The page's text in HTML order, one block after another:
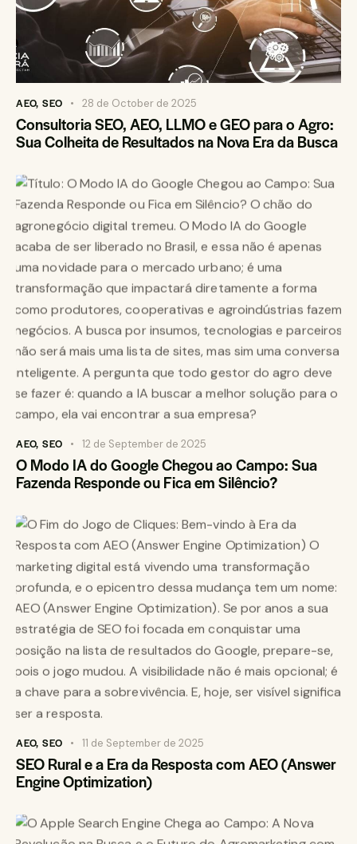
AEO,SEO 28 de October de 2025
Consultoria SEO, AEO, LLMO e GEO para o Agro:
Sua Colheita de Resultados na Nova Era da Busca
AEO,SEO 12 de September de 2025
O Modo IA do Google Chegou ao Campo: Sua
Fazenda Responde ou Fica em Silêncio?
AEO,SEO 11 de September de 2025
SEO Rural e a Era da Resposta com AEO (Answer
Engine Optimization)